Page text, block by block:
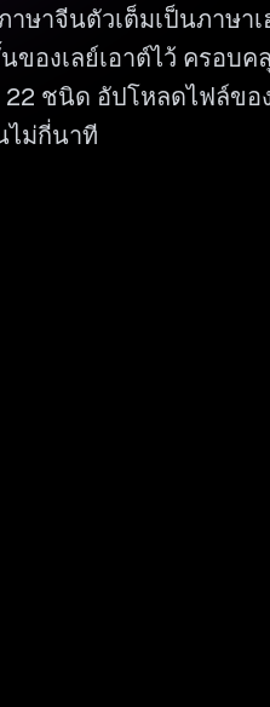
ษาจีนตัวเต็มเป็นภาษา
องเลย์เอาต์ไว้ ครอบค
22 ชนิด อัปโหลดไฟล์ข
ไม่กี่นาที